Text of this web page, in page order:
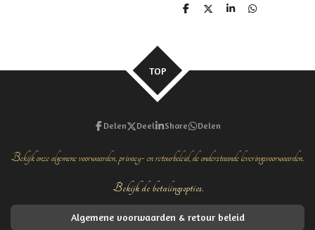
D
D
S
D
TOP
Delen Deel Share Delen
Bekijk onze algemene voorwaarden, privacy- en retourbeleid, de onderstaande leveringsvoorwaarden.
Bekijk de betalingsopties.
Algemene voorwaarden & retour beleid